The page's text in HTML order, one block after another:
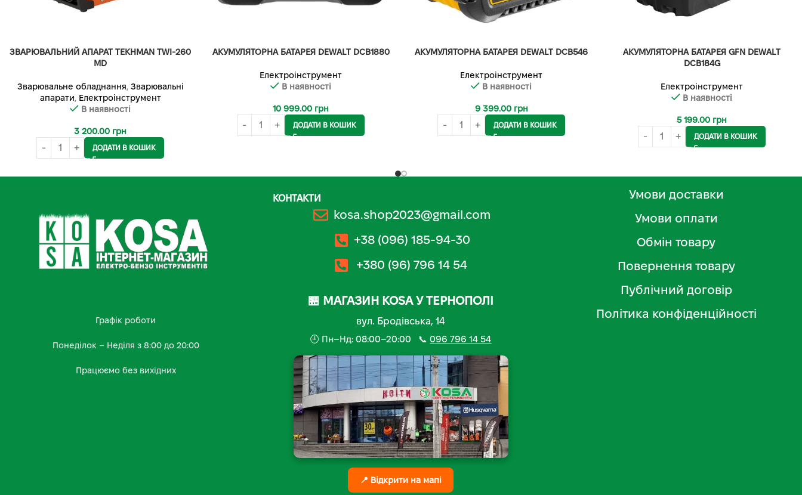
ЗВАРЮВАЛЬНИЙ АПАРАТ TEKHMAN TWI-260
MD
Зварювальне обладнання, Зварювальні
апарати, Електроінструмент
В наявності
3 200.00 грн
ДОДАТИ В КОШИК
АКУМУЛЯТОРНА БАТАРЕЯ DEWALT DCB1880
Електроінструмент
В наявності
10 999.00 грн
ДОДАТИ В КОШИК
АКУМУЛЯТОРНА БАТАРЕЯ DEWALT DCB546
Електроінструмент
В наявності
9 399.00 грн
ДОДАТИ В КОШИК
АКУМУЛЯТОРНА БАТАРЕЯ GFN DEWALT
DCB184G
Електроінструмент
В наявності
5 199.00 грн
ДОДАТИ В КОШИК
Графік роботи
Понеділок – Неділя з 8:00 до 20:00
Працюємо без вихідних
КОНТАКТИ
kosa.shop2023@gmail.com
+38 (096) 185-94-30
+380 (96) 796 14 54
🏪 МАГАЗИН KOSA У ТЕРНОПОЛІ
вул. Бродівська, 14
🕘 Пн–Нд: 08:00–20:00 📞096 796 14 54
📍 Відкрити на мапі
Умови доставки
Умови оплати
Обмін товару
Повернення товару
Публічний договір
Політика конфіденційності